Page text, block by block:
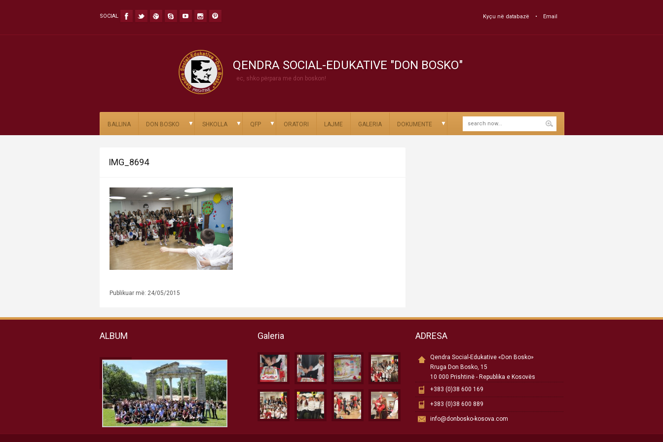
SOCIAL Kyçu në databazë Email
QENDRA SOCIAL-EDUKATIVE "DON BOSKO"
ec, shko përpara me don boskon!
BALLINA DON BOSKO ▼ SHKOLLA ▼ QFP ▼ ORATORI LAJME GALERIA DOKUMENTE ▼
IMG_8694
Publikuar më: 24/05/2015
ALBUM Galeria ADRESA
Qendra Social-Edukative «Don Bosko»
Rruga Don Bosko, 15
10 000 Prishtinë - Republika e Kosovës
+383 (0)38 600 169
+383 (0)38 600 889
info@donbosko-kosova.com